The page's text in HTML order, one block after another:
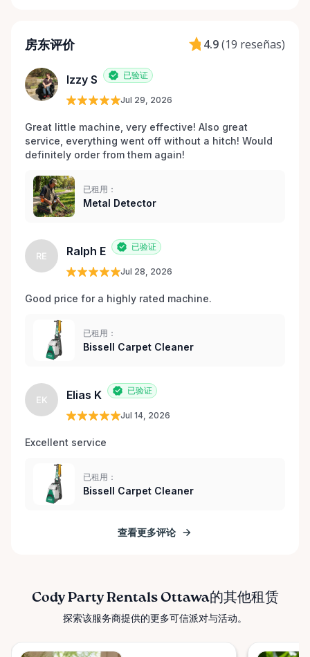
房东评价 4.9(19 reseñas)
Izzy S 已验证
Jul 29, 2026
Great little machine, very effective! Also great
service, everything went off without a hitch! Would
definitely order from them again!
已租用：
Metal Detector
RE Ralph E 已验证
Jul 28, 2026
Good price for a highly rated machine.
已租用：
Bissell Carpet Cleaner
EK Elias K 已验证
Jul 14, 2026
Excellent service
已租用：
Bissell Carpet Cleaner
查看更多评论
Cody Party Rentals Ottawa的其他租赁
探索该服务商提供的更多可信派对与活动。